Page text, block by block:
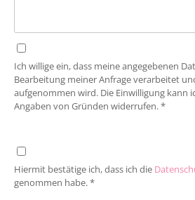
Ich willige ein, dass meine angegebenen
Bearbeitung meiner Anfrage verarbeitet
aufgenommen wird. Die Einwilligung kann
Angaben von Gründen widerrufen. *
Hiermit bestätige ich, dass ich die
genommen habe. *